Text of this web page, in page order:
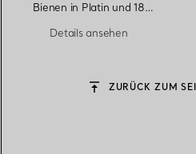
Bienen in Platin und 18
Details ansehen
ZURÜCK ZUM